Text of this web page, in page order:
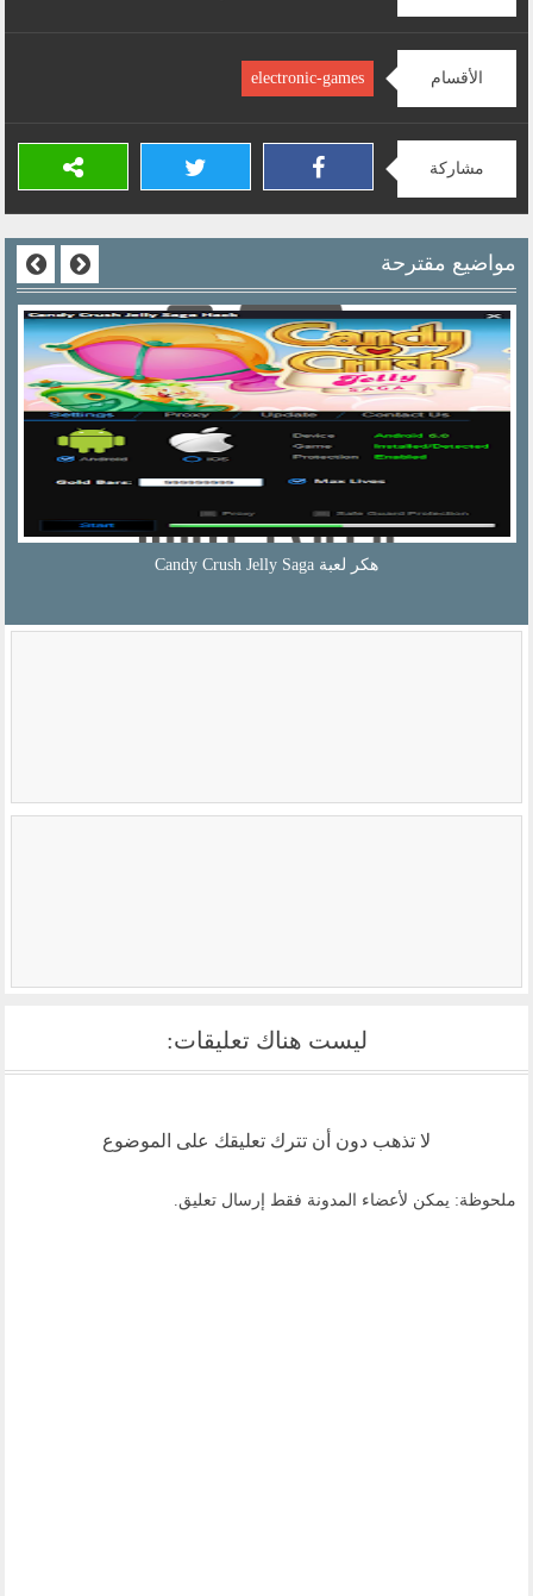
الأقسام electronic-games
مشاركة
مواضيع مقترحة
هكر لعبة Candy Crush Jelly Saga
ليست هناك تعليقات:
لا تذهب دون أن تترك تعليقك على الموضوع
ملحوظة: يمكن لأعضاء المدونة فقط إرسال تعليق.